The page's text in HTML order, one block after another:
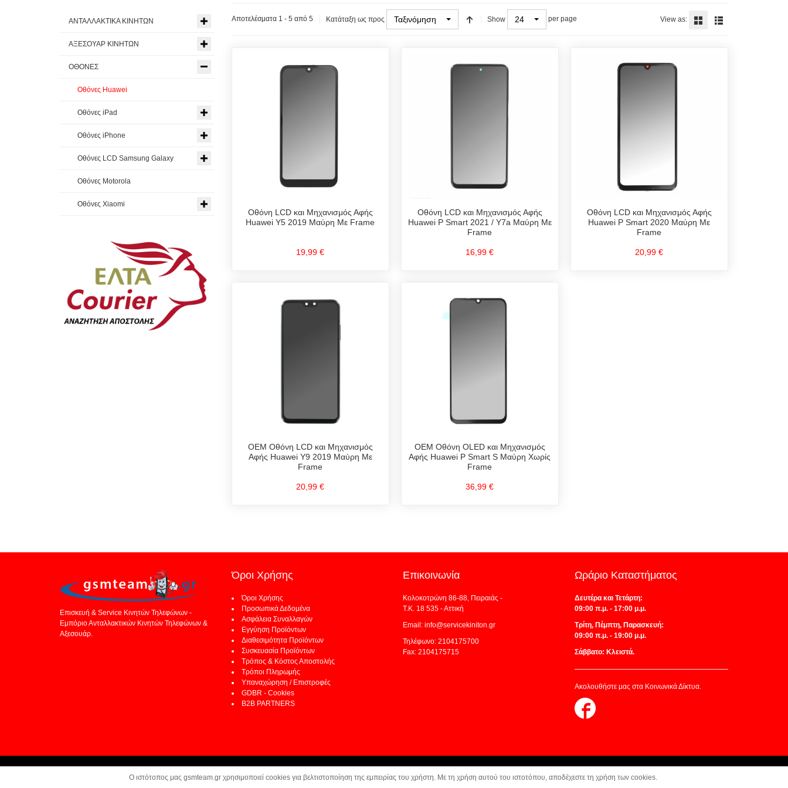
Αποτελέσματα 1 - 5 από 5 Κατάταξη ως προς Ταξινόμηση Show 24 per page View as:
Οθόνη LCD και Μηχανισμός Αφής
Huawei Y5 2019 Μαύρη Με Frame
19,99 €
Οθόνη LCD και Μηχανισμός Αφής
Huawei P Smart 2021 / Y7a Μαύρη Με
Frame
16,99 €
Οθόνη LCD και Μηχανισμός Αφής
Huawei P Smart 2020 Μαύρη Με
Frame
20,99 €
OEM Οθόνη LCD και Μηχανισμός
Αφής Huawei Y9 2019 Μαύρη Με
Frame
20,99 €
OEM Οθόνη OLED και Μηχανισμός
Αφής Huawei P Smart S Μαύρη Χωρίς
Frame
36,99 €
ΑΝΤΑΛΛΑΚΤΙΚΑ ΚΙΝΗΤΩΝ
ΑΞΕΣΟΥΑΡ ΚΙΝΗΤΩΝ
ΟΘΟΝΕΣ
Οθόνες Huawei
Οθόνες iPad
Οθόνες iPhone
Οθόνες LCD Samsung Galaxy
Οθόνες Motorola
Οθόνες Xiaomi
Επισκευή & Service Κινητών Τηλεφώνων -
Εμπόριο Ανταλλακτικών Κινητών Τηλεφώνων &
Αξεσουάρ.
Όροι Χρήσης
Όροι Χρήσης
Προσωπικά Δεδομένα
Ασφάλεια Συναλλαγών
Εγγύηση Προϊόντων
Διαθεσιμότητα Προϊόντων
Συσκευασία Προϊόντων
Τρόπος & Κόστος Αποστολής
Τρόποι Πληρωμής
Υπαναχώρηση / Επιστροφές
GDBR - Cookies
B2B PARTNERS
Επικοινωνία
Κολοκοτρώνη 86-88, Πειραιάς -
Τ.Κ. 18 535 - Αττική
Email: info@servicekiniton.gr
Τηλέφωνο: 2104175700
Fax: 2104175715
Ωράριο Καταστήματος
Δευτέρα και Τετάρτη:
09:00 π.μ. - 17:00 μ.μ.
Τρίτη, Πέμπτη, Παρασκευή:
09:00 π.μ. - 19:00 μ.μ.
Σάββατο: Κλειστά.
Ακολουθήστε μας στα Κοινωνικά Δίκτυα.
Follow
us
Copyright © 2018 GSM TEAM. Με την επιφύλαξη παντός δικαιώματος.
O ιστότοπος μας gsmteam.gr χρησιμοποιεί cookies για βελτιστοποίηση της εμπειρίας του χρήστη. Με τη χρήση αυτού του ιστοτόπου, αποδέχεστε τη χρήση των cookies.